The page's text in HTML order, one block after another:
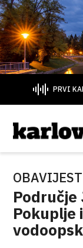
PRVI
Područje
Pokuplje